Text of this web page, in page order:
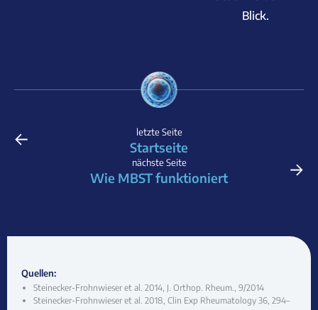
Blick.
← letzte Seite
Startseite
→
nächste Seite
Wie MBST funktioniert
Quellen:
Steinecker-Frohnwieser et al. 2014, J. Orthop. Rheum., 9/2014
Steinecker-Frohnwieser et al. 2018, Clin Exp Rheumatology 36, 294–